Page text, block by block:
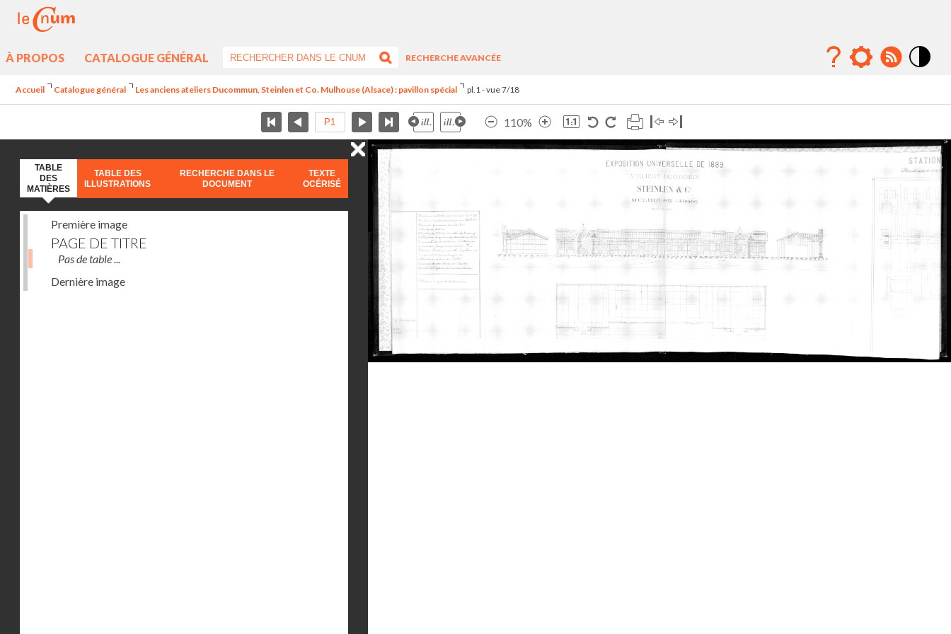
À PROPOS CATALOGUE GÉNÉRAL
RECHERCHE AVANCÉE
Accueil Catalogue général Les anciens ateliers Ducommun, Steinlen et Co. Mulhouse (Alsace) : pavillon spécial pl.1 - vue 7/18
110%
TABLE
DES
MATIÈRES
TABLE DES
ILLUSTRATIONS
RECHERCHE DANS LE
DOCUMENT
TEXTE
OCÉRISÉ
Première image
PAGE DE TITRE
Pas de table ...
Dernière image